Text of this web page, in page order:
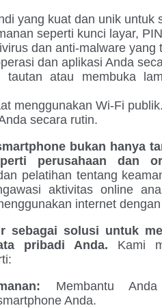
yang kuat dan unik untuk
seperti kunci layar,
dan anti-malware yang
dan aplikasi Anda
tautan atau membuka
menggunakan Wi-Fi publik.
secara rutin.
bukan hanya
perusahaan dan
pelatihan tentang
aktivitas online
internet
sebagai solusi untuk
pribadi Anda. Kami
Membantu Anda
Anda.